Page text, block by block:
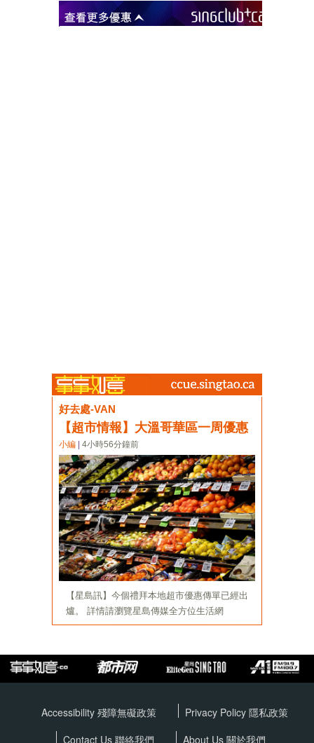
Accessibility 殘障無礙政策 Privacy Policy 隱私政策
Contact Us 聯絡我們
About Us 關於我們